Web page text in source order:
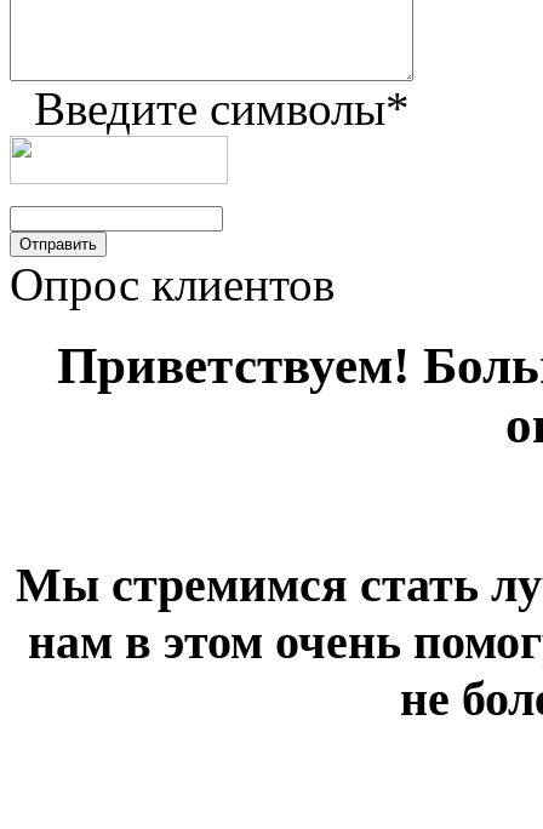
Введите символы*
Опрос клиентов
Приветствуем!
Мы стремимся стать
нам в этом очень
не